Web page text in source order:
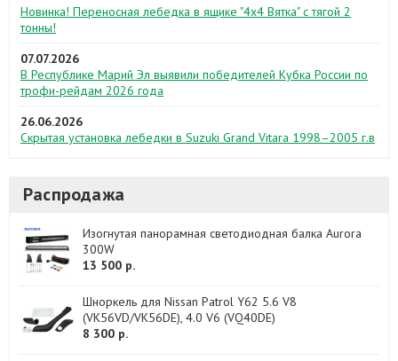
Новинка! Переносная лебедка в ящике "4х4 Вятка" с тягой 2
тонны!
07.07.2026
В Республике Марий Эл выявили победителей Кубка России по
трофи-рейдам 2026 года
26.06.2026
Скрытая установка лебедки в Suzuki Grand Vitara 1998–2005 г.в
Распродажа
Изогнутая панорамная светодиодная балка Aurora
300W
13 500 р.
Шноркель для Nissan Patrol Y62 5.6 V8
(VK56VD/VK56DE), 4.0 V6 (VQ40DE)
8 300 р.